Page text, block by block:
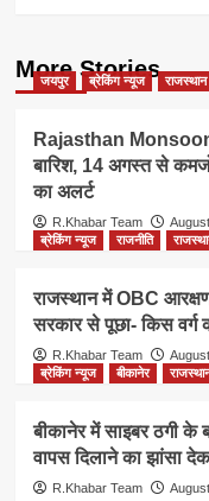
More Stories
जयपुर ब्रेकिंग न्यूज राजस्थान
Rajasthan
बारिश, 14 अगस्त से
का अलर्ट
R.Khabar Team
ब्रेकिंग न्यूज
राजनीति
राजस्थान में OBC आरक्षण
सरकार से पूछा- किस
R.Khabar Team
ब्रेकिंग न्यूज
बीकानेर
बीकानेर में साइबर ठगी के
वापस दिलाने का झांसा
R.Khabar Team